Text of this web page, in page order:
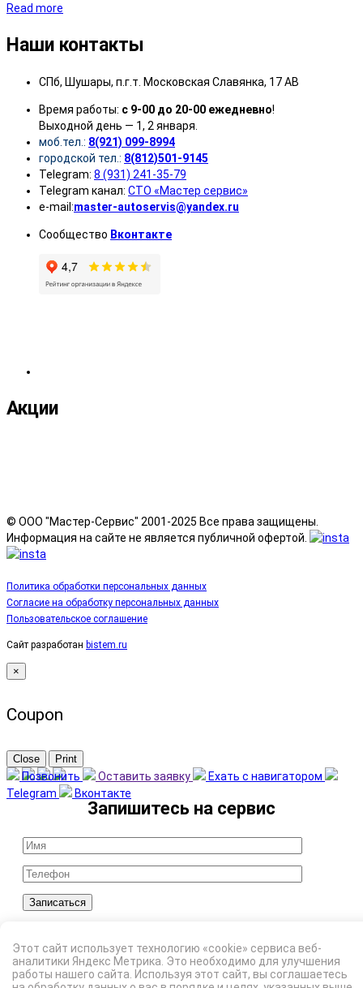
Read more
Наши контакты
СПб, Шушары, п.г.т. Московская Славянка, 17 АВ
Время работы: с 9-00 до 20-00 ежедневно!
Выходной день — 1, 2 января.
моб.тел.: 8(921) 099-8994
городской тел.: 8(812)501-9145
Telegram: 8 (931) 241-35-79
Telegram канал: СТО «Мастер сервис»
e-mail:master-autoservis@yandex.ru
Сообщество Вконтакте
Акции
© ООО "Мастер-Сервис" 2001-2025 Все права защищены.
Информация на сайте не является публичной офертой.
Политика обработки персональных данных
Согласие на обработку персональных данных
Пользовательское соглашение
Сайт разработан bistem.ru
×
Coupon
Close Print
Позвонить Оставить заявку
Ехать с навигатором
Telegram
Вконтакте
Записаться
обработки персональных данных и даю
Согласиена обработку моих персональных
данных в порядке и на условиях, указанных в
Этот сайт использует технологию «cookie» сервиса веб-
аналитики Яндекс Метрика. Это необходимо для улучшения
работы нашего сайта. Используя этот сайт, вы соглашаетесь